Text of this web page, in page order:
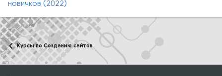
новичков (2022)
Курсы по Созданию сайтов